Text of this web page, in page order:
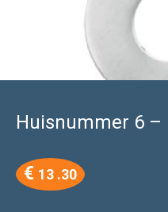
Huisnummer 6 –
€ 13 .30